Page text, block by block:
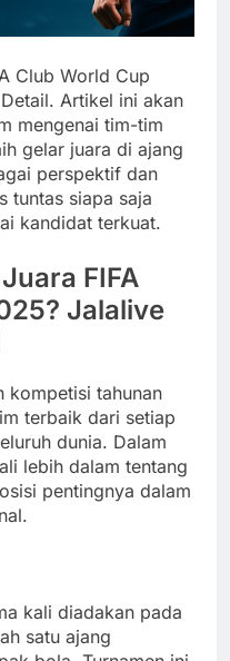
Club World Cup
Artikel ini akan
mengenai tim-tim
gelar juara di ajang
perspektif dan
tuntas siapa saja
kandidat terkuat.
FIFA
Jalalive
kompetisi tahunan
terbaik dari setiap
dunia. Dalam
lebih dalam tentang
pentingnya dalam
kali diadakan pada
satu ajang